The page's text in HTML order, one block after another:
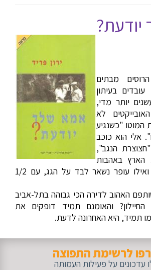
מבתים
בעיתון
יותר מדי,
לא
המוטו "כשנגיע
אלי הוא כוכב
הנגב",
הארץ באהבות
למרחקים קצרים. ואילו עופר נשאר לבד על הגג, עם 1/2
האהוב לדירה הכי גבוהה בתל-אביב
החיילון? והאומנם תמיד דופקים את
תמיד, היא האחרונה לדעת.
לרשימת התפוצה
עדכונים על פעילות העמותה